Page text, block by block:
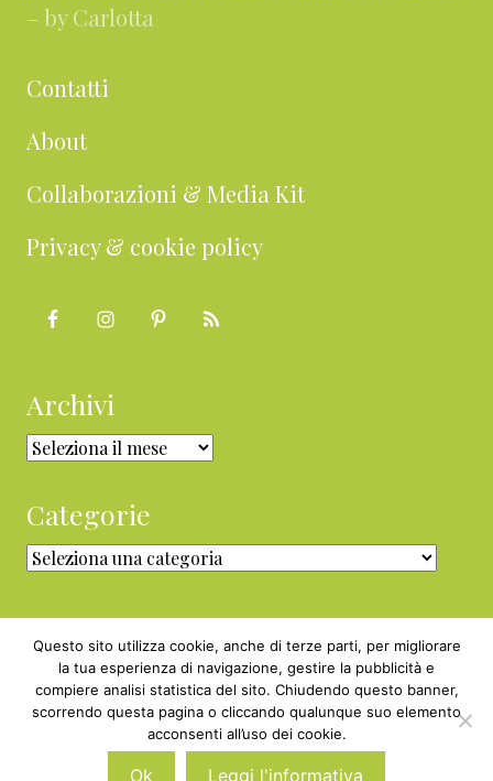
– by Carlotta
Contatti
About
Collaborazioni & Media Kit
Privacy & cookie policy
Archivi
Archivi
Categorie
Categorie
Copyright © 2010 - 2026 BabyGreen™ ·
P.IVA 05829800969 · Webmaster
Nexnova.net
Questo sito utilizza cookie, anche di terze parti, per migliorare
la tua esperienza di navigazione, gestire la pubblicità e
compiere analisi statistica del sito. Chiudendo questo banner,
scorrendo questa pagina o cliccando qualunque suo elemento
acconsenti all’uso dei cookie.
Ok Leggi l'informativa